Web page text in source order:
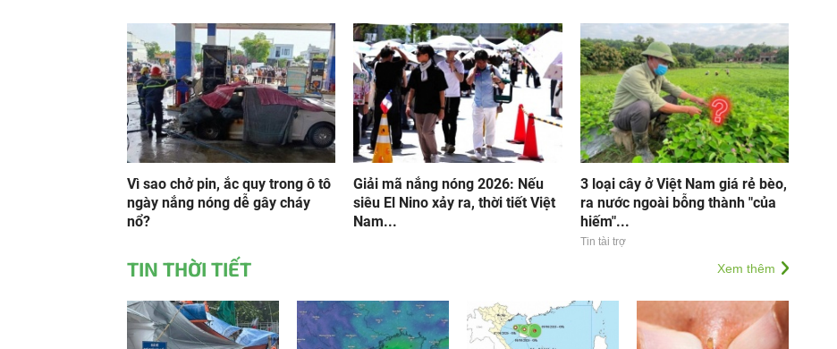
Vì sao chở pin, ắc quy trong ô tô
ngày nắng nóng dễ gây cháy
nổ?
Giải mã nắng nóng 2026: Nếu
siêu El Nino xảy ra, thời tiết Việt
Nam...
3 loại cây ở Việt Nam giá rẻ bèo,
ra nước ngoài bỗng thành "của
hiếm"...
Tin tài trợ
TIN THỜI TIẾT Xem thêm